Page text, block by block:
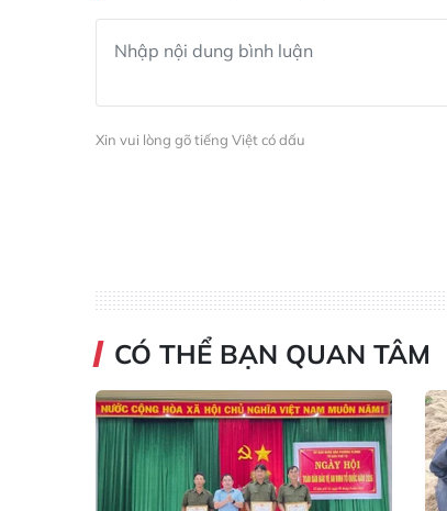
Xin vui lòng gõ tiếng Việt có dấu
CÓ THỂ BẠN QUAN TÂM